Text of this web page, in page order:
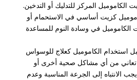
الكاموميل المركز للتدليك أو التدخين.
كزيت أساسي في الاستحمام أو
في وسادة النوم للمساعدة
استخدام الكاموميل كعلاج للوسواس
تعاني من أي مشاكل صحية أخرى أو
الانتباه إلى الجرعة المناسبة وعدم